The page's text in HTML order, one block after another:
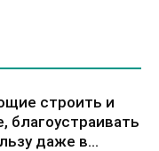
строить и
благоустраивать
даже в...